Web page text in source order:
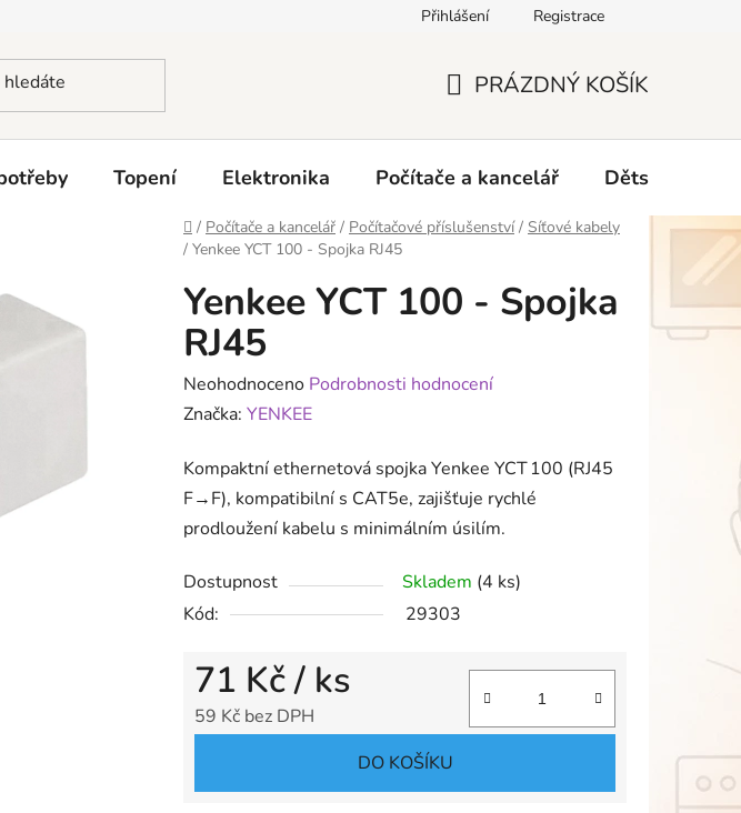
objednávka Přihlášení Registrace
KOŠÍK
PRÁZDNÝ KOŠÍK
Topení Elektronika Počítače a kancelář Dětské zboží
Domů
/ Počítače a kancelář / Počítačové příslušenství / Síťové kabely
/ Yenkee YCT 100 - Spojka RJ45
Yenkee YCT 100 - Spojka
RJ45
Průměrné
hodnocení
je
0,0
z
hvězdiček.
Neohodnoceno Podrobnosti hodnocení
Značka: YENKEE
Kompaktní ethernetová spojka Yenkee YCT 100 (RJ45
F→F), kompatibilní s CAT5e, zajišťuje rychlé
prodloužení kabelu s minimálním úsilím.
Dostupnost Skladem (4 ks)
Kód:
29303
71 Kč/ ks
59 Kč bez DPH
DO KOŠÍKU